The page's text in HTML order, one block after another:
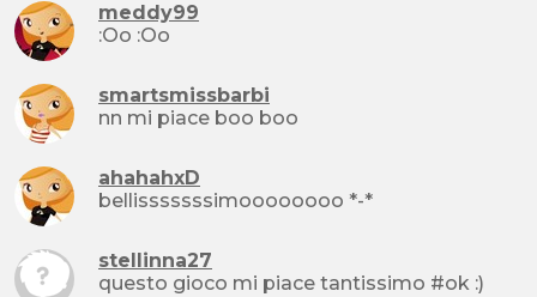
meddy99
:Oo :Oo
smartsmissbarbi
nn mi piace boo boo
ahahahxD
bellisssssssimoooooooo *-*
stellinna27
questo gioco mi piace tantissimo #ok :)